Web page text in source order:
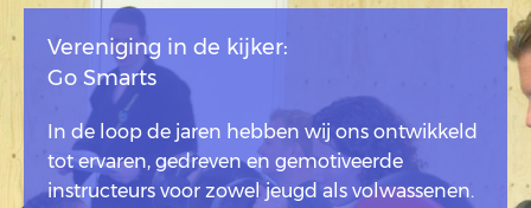
Vereniging in de kijker:
Go Smarts
In de loop de jaren hebben wij ons ontwikkeld
tot ervaren, gedreven en gemotiveerde
instructeurs voor zowel jeugd als volwassenen.